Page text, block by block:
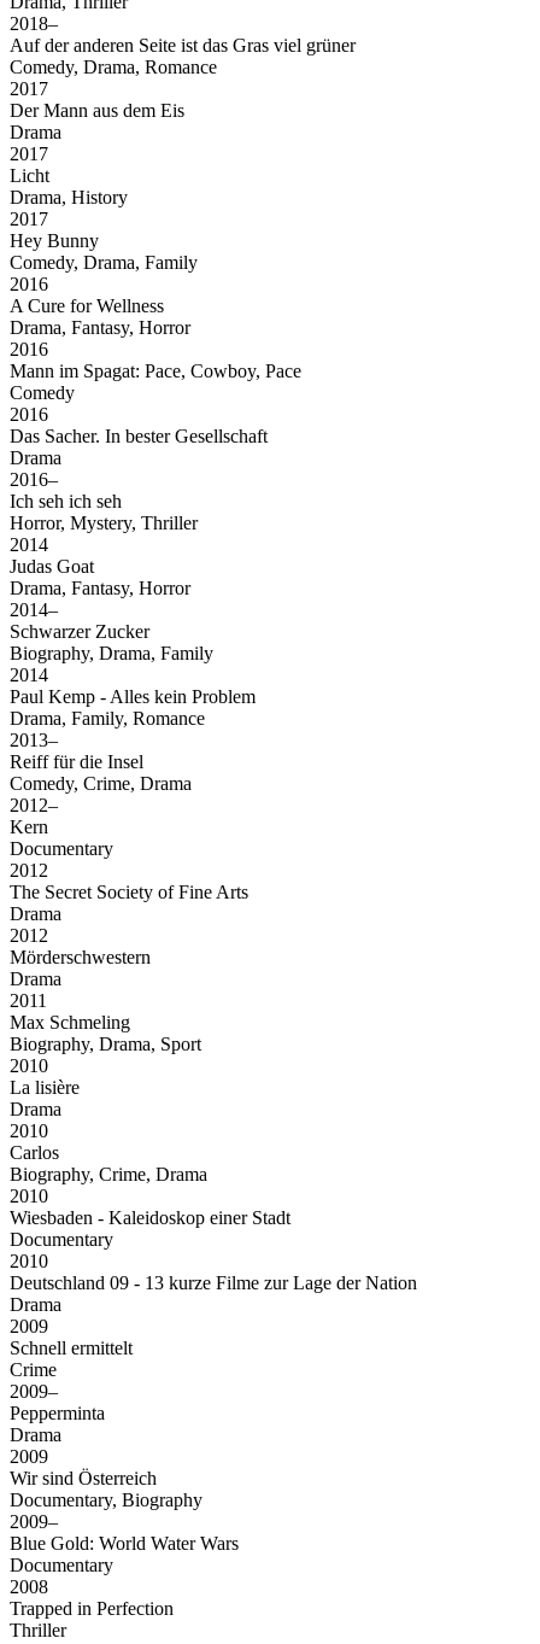
2018–
Auf der anderen Seite ist das Gras viel grüner
Comedy, Drama, Romance
2017
Der Mann aus dem Eis
Drama
2017
Licht
Drama, History
2017
Hey Bunny
Comedy, Drama, Family
2016
A Cure for Wellness
Drama, Fantasy, Horror
2016
Mann im Spagat: Pace, Cowboy, Pace
Comedy
2016
Das Sacher. In bester Gesellschaft
Drama
2016–
Ich seh ich seh
Horror, Mystery, Thriller
2014
Judas Goat
Drama, Fantasy, Horror
2014–
Schwarzer Zucker
Biography, Drama, Family
2014
Paul Kemp - Alles kein Problem
Drama, Family, Romance
2013–
Reiff für die Insel
Comedy, Crime, Drama
2012–
Kern
Documentary
2012
The Secret Society of Fine Arts
Drama
2012
Mörderschwestern
Drama
2011
Max Schmeling
Biography, Drama, Sport
2010
La lisière
Drama
2010
Carlos
Biography, Crime, Drama
2010
Wiesbaden - Kaleidoskop einer Stadt
Documentary
2010
Deutschland 09 - 13 kurze Filme zur Lage der Nation
Drama
2009
Schnell ermittelt
Crime
2009–
Pepperminta
Drama
2009
Wir sind Österreich
Documentary, Biography
2009–
Blue Gold: World Water Wars
Documentary
2008
Trapped in Perfection
Thriller